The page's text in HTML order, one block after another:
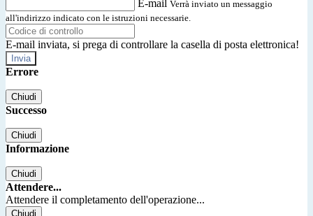
E-mail Verrà inviato un messaggio
all'indirizzo indicato con le istruzioni necessarie.
E-mail inviata, si prega di controllare la casella di posta elettronica!
Errore
Chiudi
Successo
Chiudi
Informazione
Chiudi
Attendere...
Attendere il completamento dell'operazione...
Chiudi